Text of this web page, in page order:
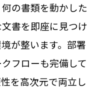
の書類を動かした
書を即座に見つけ
が整います。部署
フローも完備して
を高次元で両立し